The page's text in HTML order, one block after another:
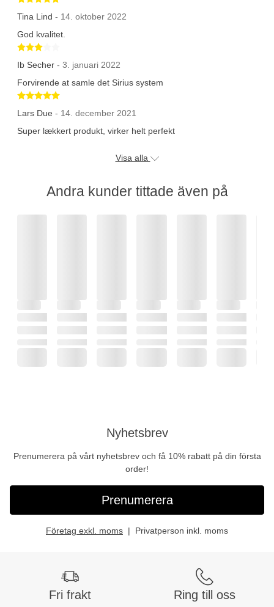
Tina Lind - 14. oktober 2022
God kvalitet.
Ib Secher - 3. januari 2022
Forvirende at samle det Sirius system
Betygsatt 5 av 5 stjärnor
Lars Due - 14. december 2021
Super lækkert produkt, virker helt perfekt
Visa alla
Andra kunder tittade även på
Nyhetsbrev
Prenumerera på vårt nyhetsbrev och få 10% rabatt på din första
order!
Prenumerera
Företag exkl. moms Privatperson inkl. moms
Fri frakt Ring till oss